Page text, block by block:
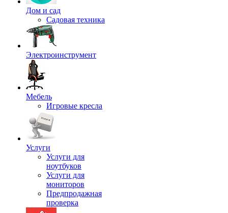
Дом и сад
Садовая техника
Электроинструмент
Мебель
Игровые кресла
Услуги
Услуги для
ноутбуков
Услуги для
мониторов
Предпродажная
проверка